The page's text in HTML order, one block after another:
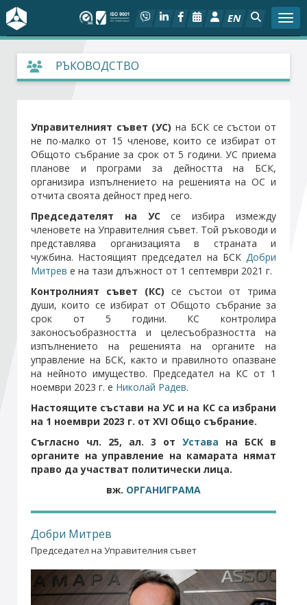
EN
За БСК
Актуално
Социален диалог
Дейности
Арбитражен съд
Проекти
Членове
Стани член
Абонирайте се!
РЪКОВОДСТВО
Управителният съвет (УС) на БСК се състои от
не по-малко от 15 членове, които се избират от
Общото събрание за срок от 5 години. УС приема
планове и програми за дейността на БСК,
организира изпълнението на решенията на ОС и
отчита своята дейност пред него.
Председателят на УСсе избира измежду
членовете на Управителния съвет. Той ръководи и
представлява организацията в страната и
чужбина. Настоящият председател на БСК Добри
Митрев е на тази длъжност от 1 септември 2021 г.
Контролният съвет (КС) се състои от трима
души, които се избират от Общото събрание за
срок от 5 години. КС контролира
законосъобразността и целесъобразността на
изпълнението на решенията на органите на
управление на БСК, както и правилното опазване
на нейното имущество. Председател на КС от 1
ноември 2023 г. е Николай Радев.
Настоящите състави на УС и на КС са избрани
на 1 ноември 2023 г. от XVI Общо събрание.
Съгласно чл. 25, ал. 3 от Устава на БСК в
органите на управление на камарата нямат
право да участват политически лица.
вж. ОРГАНИГРАМА
Добри Митрев
Председател на Управителния съвет